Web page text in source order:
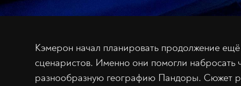
Кэмерон начал планировать продолжение
сценаристов. Именно они помогли набросать
разнообразную географию Пандоры. Сюжет